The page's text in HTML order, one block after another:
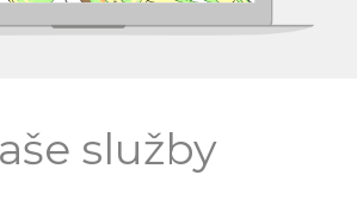
služby